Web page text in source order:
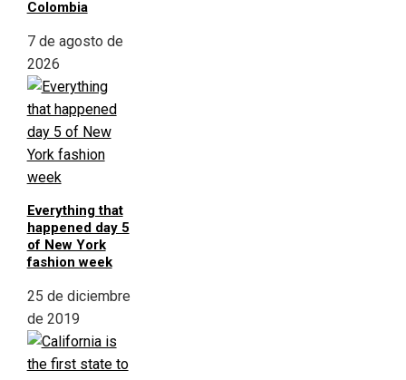
Colombia
7 de agosto de
2026
Everything that
happened day 5
of New York
fashion week
25 de diciembre
de 2019